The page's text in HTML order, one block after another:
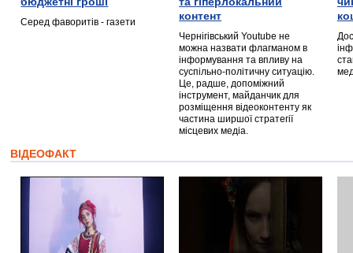
Серед фаворитів - газети
контент
Чернігівський Youtube не
можна назвати флагманом в
інформування та впливу на
суспільно-політичну ситуацію.
Це, радше, допоміжний
інструмент, майданчик для
розміщення відеоконтенту як
частина ширшої стратегії
місцевих медіа.
ВІДЕОФАКТ